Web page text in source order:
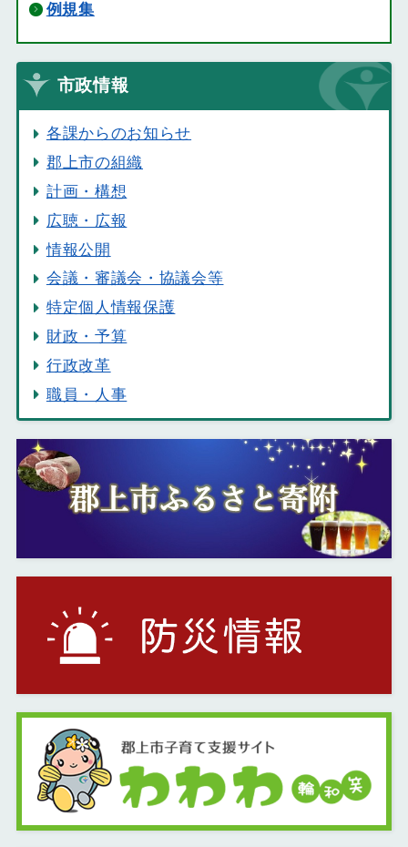
例規集
市政情報
各課からのお知らせ
郡上市の組織
計画・構想
広聴・広報
情報公開
会議・審議会・協議会等
特定個人情報保護
財政・予算
行政改革
職員・人事